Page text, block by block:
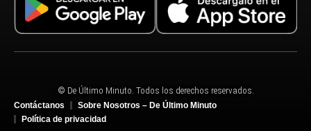
© De Último Minuto. Todos los derechos reservados.
Contáctanos
Sobre Nosotros – De Último Minuto
Política de privacidad